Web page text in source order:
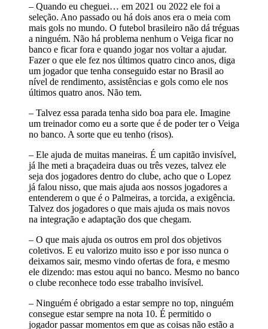
– Quando eu cheguei… em 2021 ou 2022 ele foi a
seleção. Ano passado ou há dois anos era o meia com
mais gols no mundo. O futebol brasileiro não dá tréguas
a ninguém. Não há problema nenhum o Veiga ficar no
banco e ficar fora e quando jogar nos voltar a ajudar.
Fazer o que ele fez nos últimos quatro cinco anos, diga
um jogador que tenha conseguido estar no Brasil ao
nível de rendimento, assistências e gols como ele nos
últimos quatro anos. Não tem.
– Talvez essa parada tenha sido boa para ele. Imagine
um treinador como eu a sorte que é de poder ter o Veiga
no banco. A sorte que eu tenho (risos).
– Ele ajuda de muitas maneiras. É um capitão invisível,
já lhe meti a braçadeira duas ou três vezes, talvez ele
seja dos jogadores dentro do clube, acho que o Lopez
já falou nisso, que mais ajuda aos nossos jogadores a
entenderem o que é o Palmeiras, a torcida, a exigência.
Talvez dos jogadores o que mais ajuda os mais novos
na integração e adaptação dos que chegam.
– O que mais ajuda os outros em prol dos objetivos
coletivos. E eu valorizo muito isso e por isso nunca o
deixamos sair, mesmo vindo ofertas de fora, e mesmo
ele dizendo: mas estou aqui no banco. Mesmo no banco
o clube reconhece todo esse trabalho invisível.
– Ninguém é obrigado a estar sempre no top, ninguém
consegue estar sempre na nota 10. É permitido o
jogador passar momentos em que as coisas não estão a